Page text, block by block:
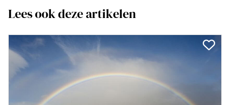
Lees ook deze artikelen